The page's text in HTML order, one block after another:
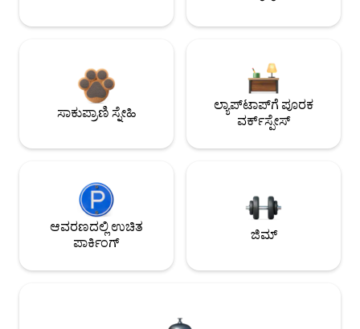
ಸಾಕುಪ್ರಾಣಿ ಸ್ನೇಹಿ
ಲ್ಯಾಪ್‌ಟಾಪ್‌ಗೆ ಪೂರಕ
ವರ್ಕ್‌ಸ್ಪೇಸ್
ಆವರಣದಲ್ಲಿ ಉಚಿತ
ಪಾರ್ಕಿಂಗ್
ಜಿಮ್